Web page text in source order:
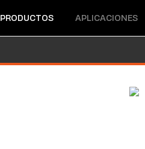
Abrir menú
PRODUCTOS Abrir menú
APLICACIONES